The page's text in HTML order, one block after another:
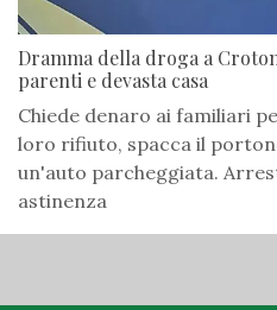
Dramma della droga a
parenti e devasta casa
Chiede denaro ai familiari
loro rifiuto, spacca il
un'auto parcheggiata.
astinenza